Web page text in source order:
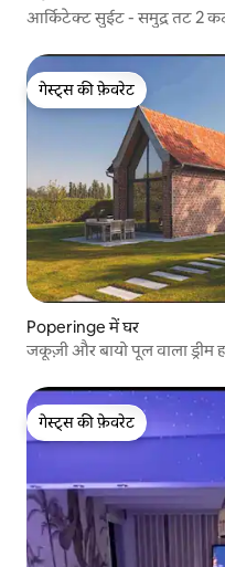
आर्किटेक्ट सुईट - समुद्र तट 2
गेस्ट्स की फ़ेवरेट
गेस्ट्स की फ़ेवरेट
Poperinge में घर
जकूज़ी और बायो पूल वाला ड्रीम
गेस्ट्स की फ़ेवरेट
गेस्ट्स की फ़ेवरेट